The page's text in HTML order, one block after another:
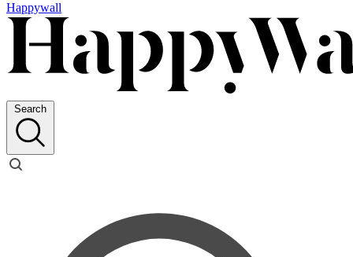
Happywall
Search